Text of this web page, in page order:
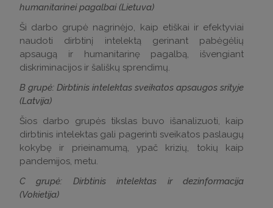
humanitarinei pagalbai (Lietuva)
Ši darbo grupė nagrinėjo, kaip etiškai ir efektyviai
naudoti dirbtinį intelektą gerinant pabėgėlių
apsaugą ir humanitarinę pagalbą, išvengiant
diskriminacijos ir šališkų sprendimų.
B grupė: Dirbtinis intelektas sveikatos apsaugos srityje
(Latvija)
Šios darbo grupės tikslas buvo išanalizuoti, kaip
dirbtinis intelektas gali pagerinti sveikatos paslaugų
kokybę ir prieinamumą, ypač krizių, tokių kaip
pandemijos, metu.
C grupė: Dirbtinis intelektas ir dezinformacija
(Vokietija)